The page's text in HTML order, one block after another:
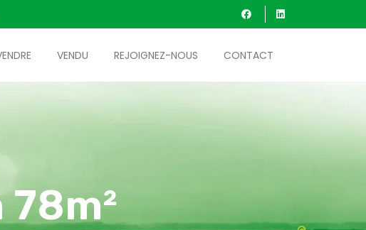
VENDU REJOIGNEZ-NOUS CONTACT